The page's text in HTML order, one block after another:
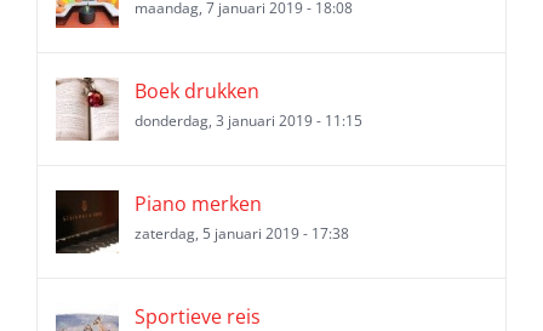
maandag, 7 januari 2019 - 18:08
Boek drukken
donderdag, 3 januari 2019 - 11:15
Piano merken
zaterdag, 5 januari 2019 - 17:38
Sportieve reis